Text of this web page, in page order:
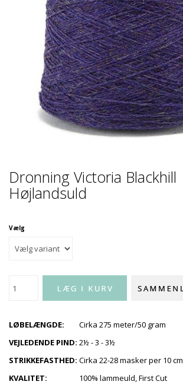
Dronning Victoria Blackhill
Højlandsuld
Vælg
LØBELÆNGDE:
VEJLEDENDE PIND:
STRIKKEFASTHED:
KVALITET:
Cirka 275 meter/50 gram
2½ - 3 - 3½
Cirka 22-28 masker per 10 cm
100% lammeuld, First Cut